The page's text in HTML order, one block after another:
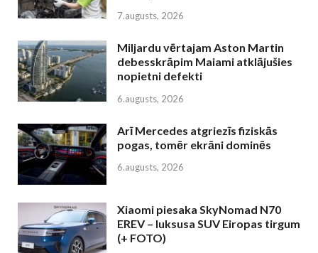
7.augusts, 2026
Miljardu vērtajam Aston Martin
debesskrāpim Maiami atklājušies
nopietni defekti
6.augusts, 2026
Arī Mercedes atgriezīs fiziskās
pogas, tomēr ekrāni dominēs
6.augusts, 2026
Xiaomi piesaka SkyNomad N70
EREV – luksusa SUV Eiropas tirgum
(+ FOTO)